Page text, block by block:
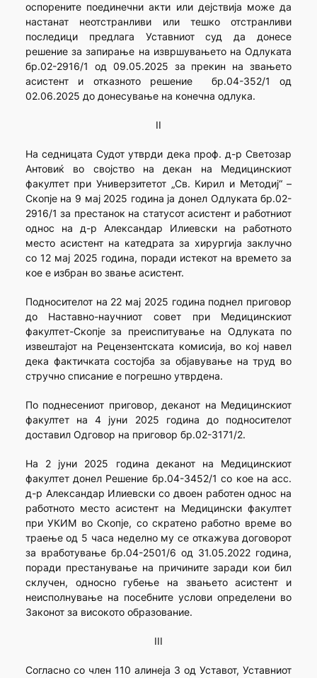
оспорените поединечни акти или дејствија може да
настанат неотстранливи или тешко отстранливи
последици предлага Уставниот суд да донесе
решение за запирање на извршувањето на Одлуката
бр.02-2916/1 од 09.05.2025 за прекин на звањето
асистент и отказното решение бр.04-352/1 од
02.06.2025 до донесување на конечна одлука.
II
На седницата Судот утврди дека проф. д-р Светозар
Антовиќ во својство на декан на Mедицинскиот
факултет при Универзитетот „Св. Кирил и Методиј“ –
Скопје на 9 мај 2025 година ја донел Одлуката бр.02-
2916/1 за престанок на статусот асистент и работниот
однос на д-р Александар Илиевски на работното
место асистент на катедрата за хирургија заклучно
со 12 мај 2025 година, поради истекот на времето за
кое е избран во звање асистент.
Подносителот на 22 мај 2025 година поднел приговор
до Наставно-научниот совет при Медицинскиот
факултет-Скопје за преиспитување на Одлуката по
извештајот на Рецензентската комисија, во кој навел
дека фактичката состојба за објавување на труд во
стручно списание е погрешно утврдена.
По поднесениот приговор, деканот на Медицинскиот
факултет на 4 јуни 2025 година до подносителот
доставил Одговор на приговор бр.02-3171/2.
На 2 јуни 2025 година деканот на Медицинскиот
факултет донел Решение бр.04-3452/1 со кое на асс.
д-р Александар Илиевски со двоен работен однос на
работното место асистент на Медицински факултет
при УКИМ во Скопје, со скратено работно време во
траење од 5 часа неделно му се откажува договорот
за вработување бр.04-2501/6 од 31.05.2022 година,
поради престанување на причините заради кои бил
склучен, односно губење на звањето асистент и
неисполнување на посебните услови определени во
Законот за високото образование.
III
Согласно со член 110 алинеја 3 од Уставот, Уставниот